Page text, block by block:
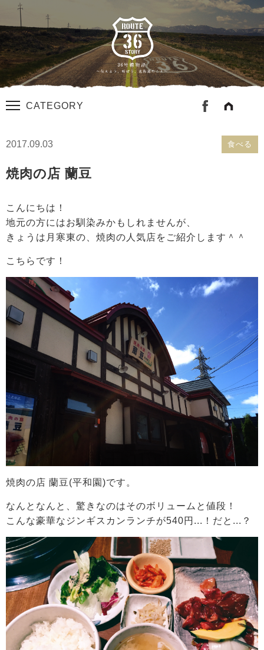
CATEGORY
2017.09.03 食べる
焼肉の店 蘭豆
こんにちは！
地元の方にはお馴染みかもしれませんが、
きょうは月寒東の、焼肉の人気店をご紹介します＾＾
こちらです！
焼肉の店 蘭豆(平和園)です。
なんとなんと、驚きなのはそのボリュームと値段！
こんな豪華なジンギスカンランチが540円...！だと...？